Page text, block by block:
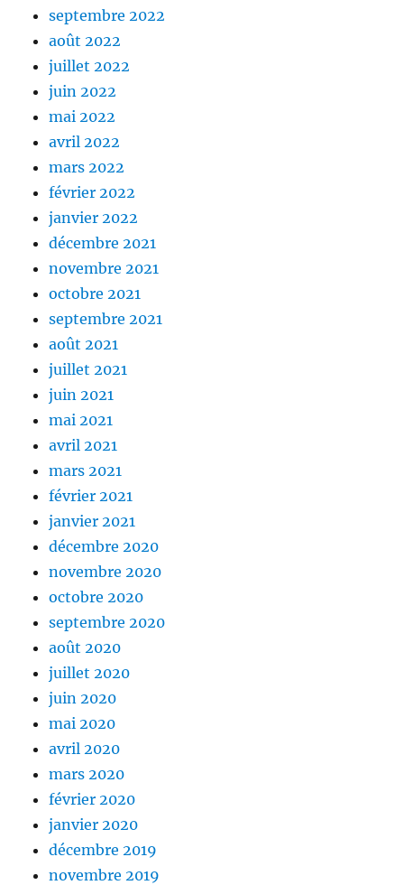
septembre 2022
août 2022
juillet 2022
juin 2022
mai 2022
avril 2022
mars 2022
février 2022
janvier 2022
décembre 2021
novembre 2021
octobre 2021
septembre 2021
août 2021
juillet 2021
juin 2021
mai 2021
avril 2021
mars 2021
février 2021
janvier 2021
décembre 2020
novembre 2020
octobre 2020
septembre 2020
août 2020
juillet 2020
juin 2020
mai 2020
avril 2020
mars 2020
février 2020
janvier 2020
décembre 2019
novembre 2019